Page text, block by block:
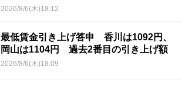
2026/8/6(木)18:12
最低賃金引き上げ答申 香川は1092円、
岡山は1104円 過去2番目の引き上げ額
2026/8/6(木)18:09